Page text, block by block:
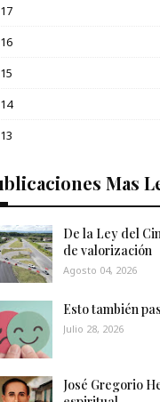
Mas
De la Ley del
de valorización
Agosto 04, 2026
Esto también
Julio 28, 2026
José Gregorio